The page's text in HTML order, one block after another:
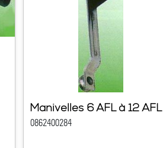
Manivelles 6 AFL à 12 AFL
0862400284